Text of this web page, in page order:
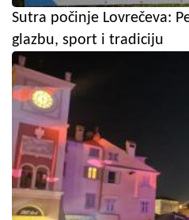
Sutra počinje Lovrečeva:
glazbu, sport i tradiciju